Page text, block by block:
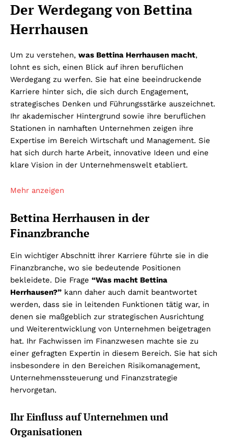
Der Werdegang von Bettina
Herrhausen
Um zu verstehen, was Bettina Herrhausen macht,
lohnt es sich, einen Blick auf ihren beruflichen
Werdegang zu werfen. Sie hat eine beeindruckende
Karriere hinter sich, die sich durch Engagement,
strategisches Denken und Führungsstärke auszeichnet.
Ihr akademischer Hintergrund sowie ihre beruflichen
Stationen in namhaften Unternehmen zeigen ihre
Expertise im Bereich Wirtschaft und Management. Sie
hat sich durch harte Arbeit, innovative Ideen und eine
klare Vision in der Unternehmenswelt etabliert.
Mehr anzeigen
Bettina Herrhausen in der
Finanzbranche
Ein wichtiger Abschnitt ihrer Karriere führte sie in die
Finanzbranche, wo sie bedeutende Positionen
bekleidete. Die Frage “Was macht Bettina
Herrhausen?” kann daher auch damit beantwortet
werden, dass sie in leitenden Funktionen tätig war, in
denen sie maßgeblich zur strategischen Ausrichtung
und Weiterentwicklung von Unternehmen beigetragen
hat. Ihr Fachwissen im Finanzwesen machte sie zu
einer gefragten Expertin in diesem Bereich. Sie hat sich
insbesondere in den Bereichen Risikomanagement,
Unternehmenssteuerung und Finanzstrategie
hervorgetan.
Ihr Einfluss auf Unternehmen und
Organisationen